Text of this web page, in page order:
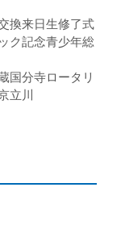
換来日生修了式
ク記念青少年総
分寺ロータリ
立川